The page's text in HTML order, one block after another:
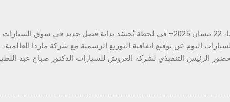
هيروشيما، 22 نيسان 2025– في لحظة تُجسّد بداية فصل جديد في سوق
اليوم عن توقيع اتفاقية التوزيع الرسمية مع شركة مازدا
بحضور الرئيس التنفيذي لشركة العروش للسيارات الدكتور صباح عبد
الموزّع الحصري لسيارات مازدا في العراق، لتقدّم للسوق العراقي
وأدائها العالي وتصميمها الأنيق الذي يجمع بين الحداثة